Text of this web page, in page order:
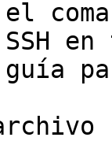
el
guía